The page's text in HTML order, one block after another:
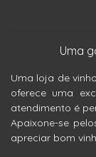
Uma
Uma loja de
oferece uma
atendimento é
Apaixone-se
apreciar bom